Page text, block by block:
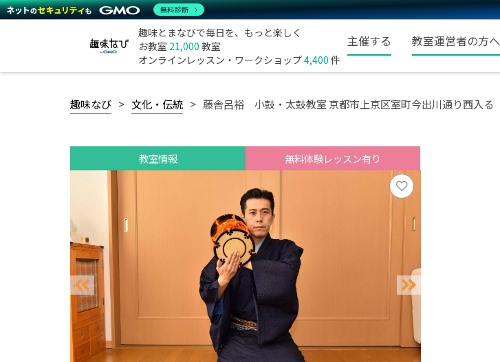
趣味とまなびで毎日を、もっと楽しく
お教室 21,000 教室
オンラインレッスン・ワークショップ4,400 件
主催する 教室運営者の方へ
趣味なび 文化・伝統 藤舎呂裕 小鼓・太鼓教室 京都市上京区室町今出川通り西入る
教室情報 無料体験レッスン有り
無料診断